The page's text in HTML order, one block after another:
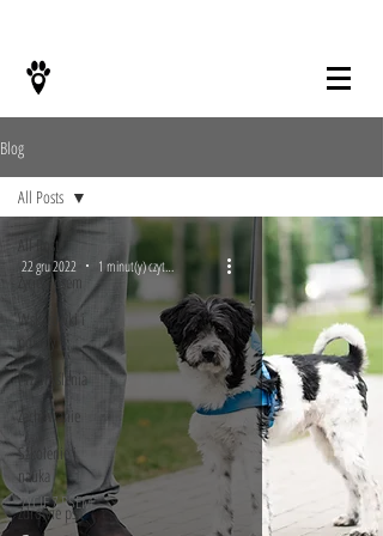
Blog
All Posts
Życie z psem
Wskazówki i
Przemyślenia
Zachowanie
Szkolenie i
nauka
Zdrowie psa
All Posts
ŻYCIE Z PSEM
22 gru 2022 1 minut(y) czytania